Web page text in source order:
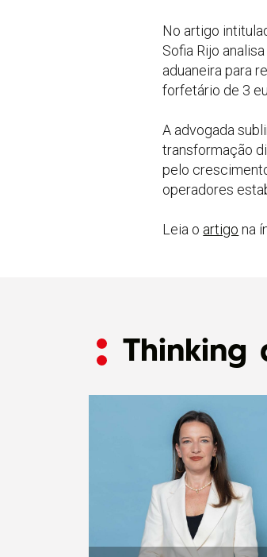
No artigo
Sofia Rijo
aduaneira para
forfetário de 3
A advogada
transformação
pelo
operadores
Leia o artigo na
Thinking